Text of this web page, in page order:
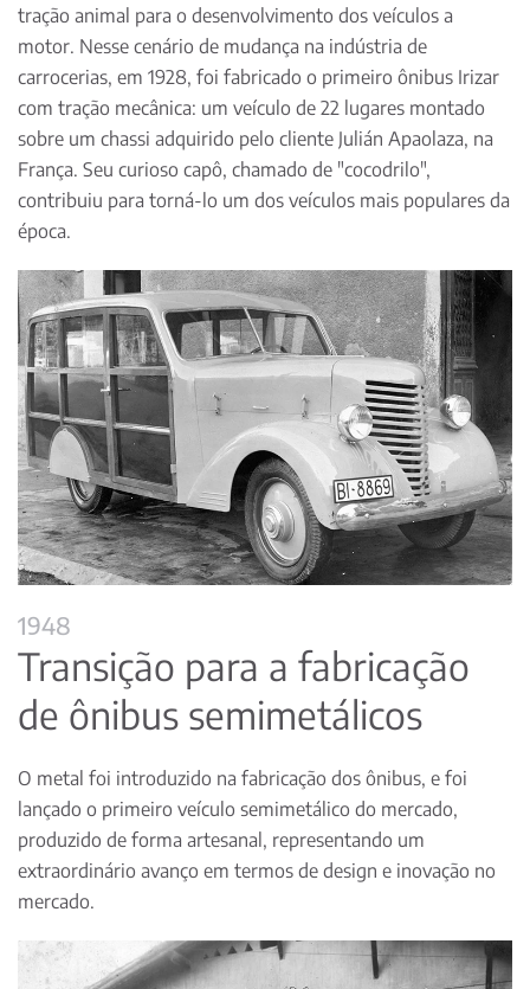
tração animal para o desenvolvimento dos veículos a
motor. Nesse cenário de mudança na indústria de
carrocerias, em 1928, foi fabricado o primeiro ônibus Irizar
com tração mecânica: um veículo de 22 lugares montado
sobre um chassi adquirido pelo cliente Julián Apaolaza, na
França. Seu curioso capô, chamado de "cocodrilo",
contribuiu para torná-lo um dos veículos mais populares da
época.
1948
Transição para a fabricação
de ônibus semimetálicos
O metal foi introduzido na fabricação dos ônibus, e foi
lançado o primeiro veículo semimetálico do mercado,
produzido de forma artesanal, representando um
extraordinário avanço em termos de design e inovação no
mercado.